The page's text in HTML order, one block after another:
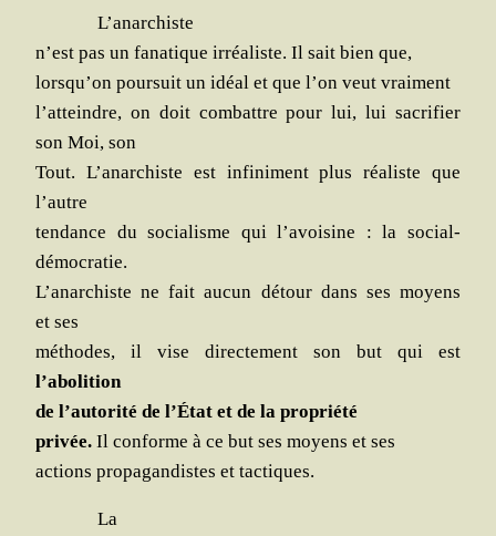
L’anarchiste
n’est pas un fana­tique irréa­liste. Il sait bien que,
lorsqu’on pour­suit un idéal et que l’on veut vraiment
l’atteindre, on doit com­battre pour lui, lui sacri­fier
son Moi, son
Tout. L’anarchiste est infi­ni­ment plus réa­liste que
l’autre
ten­dance du socia­lisme qui l’avoisine : la social-
démocratie.
L’anarchiste ne fait aucun détour dans ses moyens
et ses
méthodes, il vise direc­te­ment son but qui est
l’abolition
de l’autorité de l’État et de la propriété
pri­vée. Il conforme à ce but ses moyens et ses
actions pro­pa­gan­distes et tactiques.
La